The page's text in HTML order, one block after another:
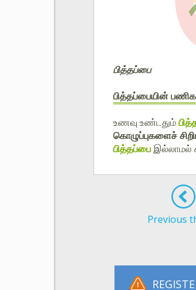
பித்தப்பை
பித்தப்பையின்
உணவு உண்டதும்
கொழுப்புகளைச்
பித்தப்பைஇல்லாமல்
Previous